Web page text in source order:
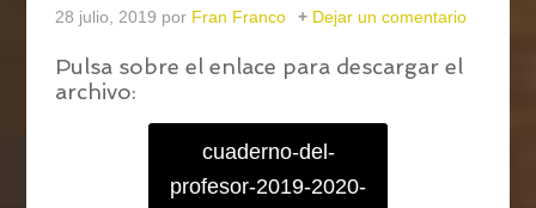
28 julio, 2019 por Fran Franco Dejar un comentario
Pulsa sobre el enlace para descargar el
archivo:
cuaderno-del-
profesor-2019-2020-